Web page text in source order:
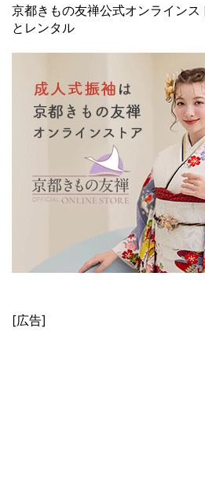
京都きもの友禅公式オンライン
とレンタル
[広告]